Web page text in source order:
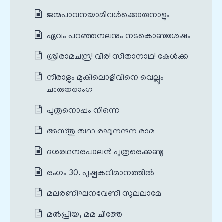
ജന്മപാവനയാമിവൾക്കൊരുനാളും
ഏവം പറഞ്ഞനലനും നടകൊണ്ടശേഷം
ശ്രീരാമചന്ദ്ര! വീര! സീതാനാഥ! കേൾക്ക
നീരാളും മുകിലൊളിവിനെ വെല്ലും
ചാരുതരാംഗ
പുത്രനൊപ്പം നിന്നെ
അസ്തു തഥാ രഘുനന്ദന രാമ
ദശരഥനരപാലൻ പുത്രരെക്കണ്ടു
രംഗം 30. പുഷ്പകവിമാനത്തിൽ
മലരണിഘനവേണീ സുലലാമേ
മൽപ്രിയ, മമ ചിത്തേ